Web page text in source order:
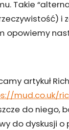
Takie
i
opowiemy
artykuł
mud.co.uk/
do niego,
do dyskusji o